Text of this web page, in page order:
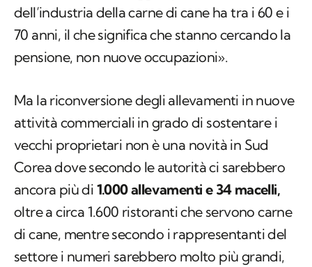
dell’industria della carne di cane ha tra i 60 e i
70 anni, il che significa che stanno cercando la
pensione, non nuove occupazioni».
Ma la riconversione degli allevamenti in nuove
attività commerciali in grado di sostentare i
vecchi proprietari non è una novità in Sud
Corea dove secondo le autorità ci sarebbero
ancora più di 1.000 allevamenti e 34 macelli,
oltre a circa 1.600 ristoranti che servono carne
di cane, mentre secondo i rappresentanti del
settore i numeri sarebbero molto più grandi,